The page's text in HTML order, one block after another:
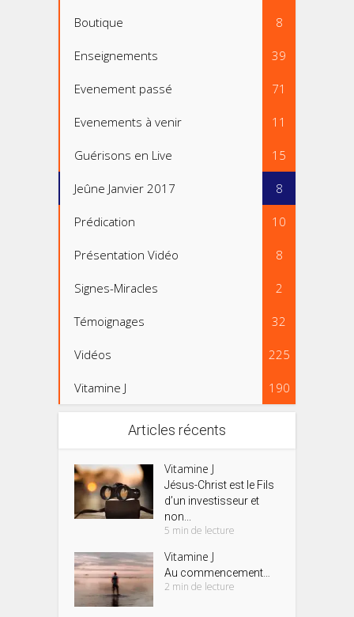
Boutique 8
Enseignements 39
Evenement passé 71
Evenements à venir 11
Guérisons en Live 15
Jeûne Janvier 2017 8
Prédication 10
Présentation Vidéo 8
Signes-Miracles 2
Témoignages 32
Vidéos 225
Vitamine J 190
Articles récents
Vitamine J
Jésus-Christ est le Fils
d’un investisseur et
non...
5 min de lecture
Vitamine J
Au commencement…
2 min de lecture